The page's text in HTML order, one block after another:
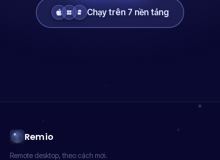
Chạy trên 7 nền tảng
Remio
Remote desktop, theo cách mới.